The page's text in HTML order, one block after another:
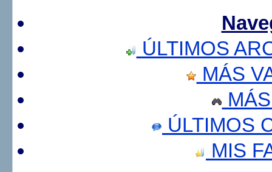
ÚLTIMOS
MÁS
ÚLTIMOS
MIS